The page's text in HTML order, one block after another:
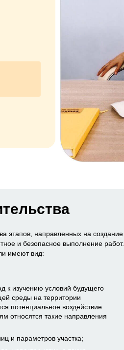
этапов, направленных на создание
и безопасное выполнение работ.
имеют вид:
к изучению условий будущего
среды на территории
потенциальное воздействие
относятся такие направления
и параметров участка;